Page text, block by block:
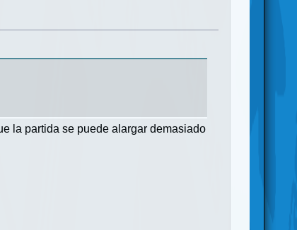
la partida se puede alargar demasiado